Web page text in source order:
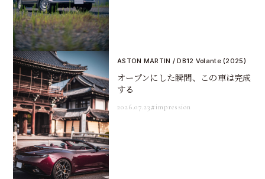
ASTON MARTIN / DB12 Volante (2025)
オープンにした瞬間、この車は完成
する
2026.07.23#impression